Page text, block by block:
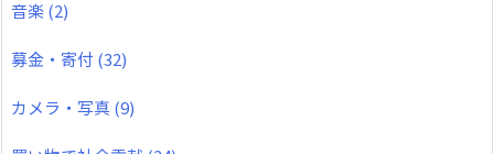
音楽(2)
募金・寄付 (32)
カメラ・写真(9)